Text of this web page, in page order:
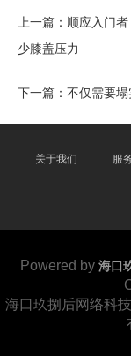
上一篇： 顺应入门
少膝盖压力
下一篇： 不仅需要
关于我们 服
Powered by 海口
海口玖捌后网络科